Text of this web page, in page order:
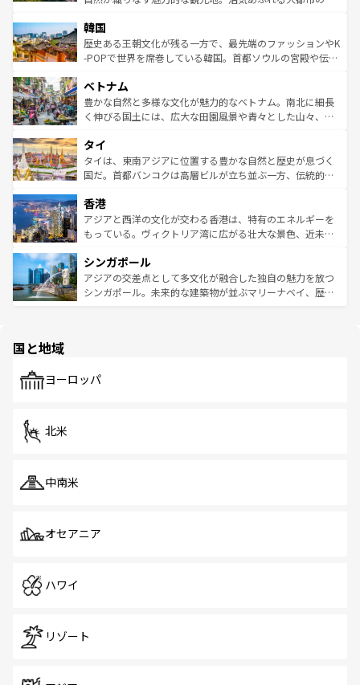
ワイを、存分に味わってほしい。 なお、新着のハワイ情報
はコンテンツ一覧を参照してほしい。
いる。アクティビティも充実しており、サーフィンやダイ
ビング、ハイキングなど、アウトドア好きにはたまらな
い。オーストラリアの多彩な魅力を存分に味わいつくそ
参照してほしい。
ン）、静ひつな山岳地帯である台湾東部など、都市の喧騒
と山間の静けさが共存しており、訪れる人に新しい発見と
驚きをもたらしてくれる。また、奥深い台湾の食文化も魅
容にもいいと評判のスイーツなど、バラエティ豊かな料理
が味わえる。 なお、新着の台湾情報は コンテンツ一覧を参
照してほしい。
韓国
歴史ある王朝文化が残る一方で、最先端のファッションやK
-POPで世界を席巻している韓国。首都ソウルの宮殿や伝統
き、地方に足を延ばせば四季折々の自然美を楽しむことが
できる。そして、キムチや焼肉、絶品のストリートフード
まで、さまざまな韓国料理が待っている。夜には、韓国な
リティに包まれながら、韓国の多彩な魅力を心ゆくまで味
わってみてほしい。 なお、新着の韓国情報はコンテンツ一
覧を参照してほしい。
ベトナム
豊かな自然と多様な文化が魅力的なベトナム。南北に細長
く伸びる国土には、広大な田園風景や青々とした山々、世
急速な発展と共に伝統が息づく。ハノイの古い町並みやホ
ーチミン市のフランス統治時代の建物も、独特の雰囲気を
醸し出している。また、バラエティの豊かさとおいしさで
とつ。フォーやバインミー、ベトナムコーヒーなどは、ぜ
ひ現地で味わいたい。どの地域を訪れてもあたたかい人々
が旅行者を迎えてくれるので、きっと忘れられない旅にな
参照してほしい。
タイ
タイは、東南アジアに位置する豊かな自然と歴史が息づく
国だ。首都バンコクは高層ビルが立ち並ぶ一方、伝統的な
の活気が交差している。北部ではチェンマイなどの山岳地
帯で自然と触れ合い、南部ではプーケットやクラビの美し
いビーチでリゾート気分を楽しむことができる。タイ料理
激する。気候は一年中温暖で、どの季節にも異なる楽しみ
が待っている。親しみやすいタイの人々、仏教を中心とし
た文化、そして多様な観光資源が、訪れる旅人を魅了し続
香港
アジアと西洋の文化が交わる香港は、特有のエネルギーを
もっている。ヴィクトリア湾に広がる壮大な景色、近未来
み、どこを訪れても感動するはず。観光スポットが密集し
ており、効率よく見どころを回れるのも魅力。息をのむよ
うな絶景から文化的な体験まで、香港を存分に楽しみ尽く
シンガポール
アジアの交差点として多文化が融合した独自の魅力を放つ
シンガポール。未来的な建築物が並ぶマリーナベイ、歴史
で、ホーカーズは地元の風情を楽しめる外せないスポット
国と地域
ヨーロッパ
北米
中南米
オセアニア
ハワイ
リゾート